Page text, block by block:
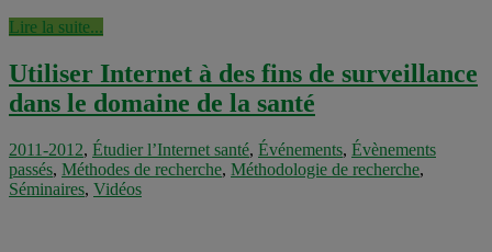
Lire la suite...
Utiliser Internet à des fins de surveillance
dans le domaine de la santé
2011-2012, Étudier l’Internet santé, Événements, Évènements
passés, Méthodes de recherche, Méthodologie de recherche,
Séminaires, Vidéos